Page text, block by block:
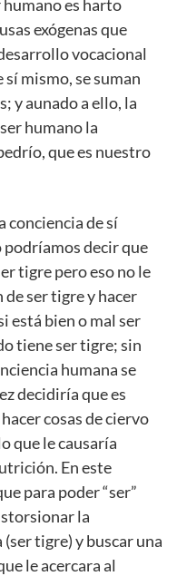
es harto
exógenas que
vocacional
sí mismo, se suman
y aunado a ello, la
humano la
que es nuestro
conciencia de sí
podríamos decir que
tigre pero eso no le
ser tigre y hacer
está bien o mal ser
tiene ser tigre; sin
humana se
decidiría que es
cosas de ciervo
que le causaría
En este
para poder “ser”
la
tigre) y buscar una
le acercara al